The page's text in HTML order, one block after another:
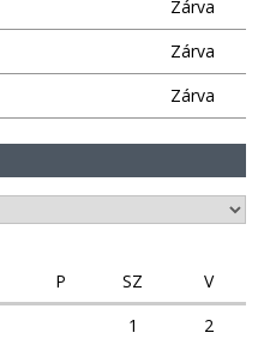
Zárva
Zárva
Zárva
P SZ
V
1
2